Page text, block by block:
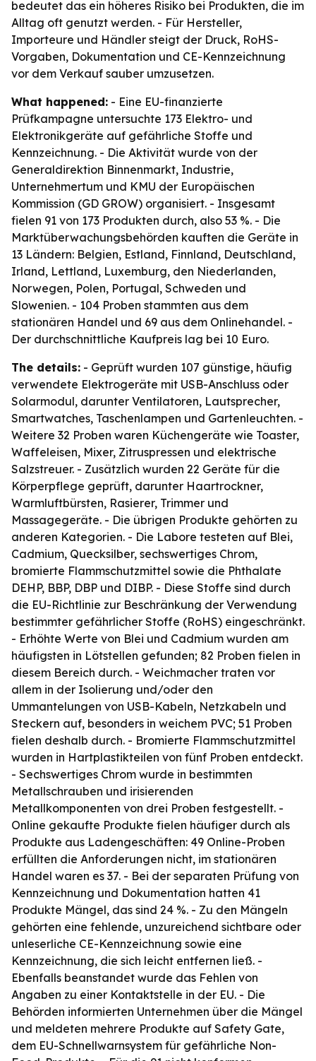
bedeutet das ein höheres Risiko bei Produkten, die im
Alltag oft genutzt werden. - Für Hersteller,
Importeure und Händler steigt der Druck, RoHS-
Vorgaben, Dokumentation und CE-Kennzeichnung
vor dem Verkauf sauber umzusetzen.
What happened: - Eine EU-finanzierte
Prüfkampagne untersuchte 173 Elektro- und
Elektronikgeräte auf gefährliche Stoffe und
Kennzeichnung. - Die Aktivität wurde von der
Generaldirektion Binnenmarkt, Industrie,
Unternehmertum und KMU der Europäischen
Kommission (GD GROW) organisiert. - Insgesamt
fielen 91 von 173 Produkten durch, also 53 %. - Die
Marktüberwachungsbehörden kauften die Geräte in
13 Ländern: Belgien, Estland, Finnland, Deutschland,
Irland, Lettland, Luxemburg, den Niederlanden,
Norwegen, Polen, Portugal, Schweden und
Slowenien. - 104 Proben stammten aus dem
stationären Handel und 69 aus dem Onlinehandel. -
Der durchschnittliche Kaufpreis lag bei 10 Euro.
The details: - Geprüft wurden 107 günstige, häufig
verwendete Elektrogeräte mit USB-Anschluss oder
Solarmodul, darunter Ventilatoren, Lautsprecher,
Smartwatches, Taschenlampen und Gartenleuchten. -
Weitere 32 Proben waren Küchengeräte wie Toaster,
Waffeleisen, Mixer, Zitruspressen und elektrische
Salzstreuer. - Zusätzlich wurden 22 Geräte für die
Körperpflege geprüft, darunter Haartrockner,
Warmluftbürsten, Rasierer, Trimmer und
Massagegeräte. - Die übrigen Produkte gehörten zu
anderen Kategorien. - Die Labore testeten auf Blei,
Cadmium, Quecksilber, sechswertiges Chrom,
bromierte Flammschutzmittel sowie die Phthalate
DEHP, BBP, DBP und DIBP. - Diese Stoffe sind durch
die EU-Richtlinie zur Beschränkung der Verwendung
bestimmter gefährlicher Stoffe (RoHS) eingeschränkt.
- Erhöhte Werte von Blei und Cadmium wurden am
häufigsten in Lötstellen gefunden; 82 Proben fielen in
diesem Bereich durch. - Weichmacher traten vor
allem in der Isolierung und/oder den
Ummantelungen von USB-Kabeln, Netzkabeln und
Steckern auf, besonders in weichem PVC; 51 Proben
fielen deshalb durch. - Bromierte Flammschutzmittel
wurden in Hartplastikteilen von fünf Proben entdeckt.
- Sechswertiges Chrom wurde in bestimmten
Metallschrauben und irisierenden
Metallkomponenten von drei Proben festgestellt. -
Online gekaufte Produkte fielen häufiger durch als
Produkte aus Ladengeschäften: 49 Online-Proben
erfüllten die Anforderungen nicht, im stationären
Handel waren es 37. - Bei der separaten Prüfung von
Kennzeichnung und Dokumentation hatten 41
Produkte Mängel, das sind 24 %. - Zu den Mängeln
gehörten eine fehlende, unzureichend sichtbare oder
unleserliche CE-Kennzeichnung sowie eine
Kennzeichnung, die sich leicht entfernen ließ. -
Ebenfalls beanstandet wurde das Fehlen von
Angaben zu einer Kontaktstelle in der EU. - Die
Behörden informierten Unternehmen über die Mängel
und meldeten mehrere Produkte auf Safety Gate,
dem EU-Schnellwarnsystem für gefährliche Non-